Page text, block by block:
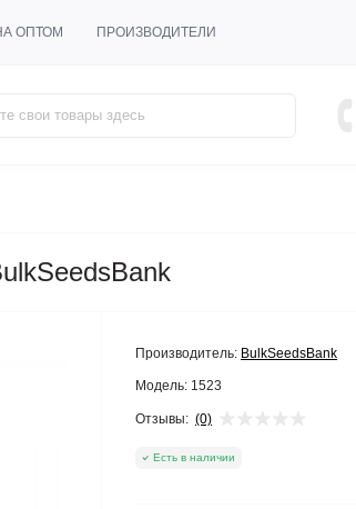
ОПТОМ ПРОИЗВОДИТЕЛИ
Производитель: BulkSeedsBank
Модель: 1523
Отзывы: (0)
Есть в наличии